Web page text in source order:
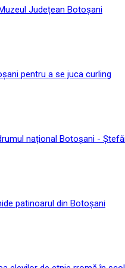
Județean Botoșani
pentru a se juca curling
național Botoșani -
patinoarul din Botoșani